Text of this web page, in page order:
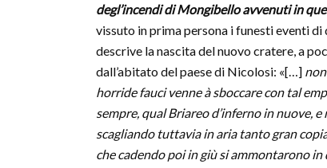
degl’incendi di Mongibello avvenuti in
vissuto in prima persona i funesti eventi di
descrive la nascita del nuovo cratere, a
dall’abitato del paese di Nicolosi: «[…]
horride fauci venne à sboccare con tal
sempre, qual Briareo d’inferno in nuove, e
scagliando tuttavia in aria tanto gran
che cadendo poi in giù si ammontarono